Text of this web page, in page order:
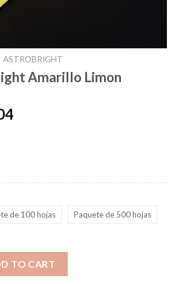
ASTROBRIGHT
Amarillo Limon
Price
de 100 hojas Paquete de 500 hojas
TO CART